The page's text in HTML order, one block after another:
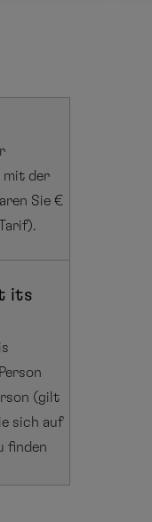
mit der
Sie €
its
(gilt
sich auf
finden